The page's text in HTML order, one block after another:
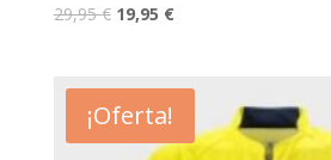
29,95€ 19,95 €
¡Oferta!